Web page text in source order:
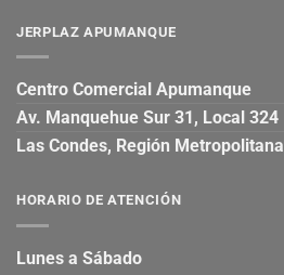
JERPLAZ APUMANQUE
Centro Comercial Apumanque
Av. Manquehue Sur 31, Local 324
Las Condes, Región Metropolitana
HORARIO DE ATENCIÓN
Lunes a Sábado